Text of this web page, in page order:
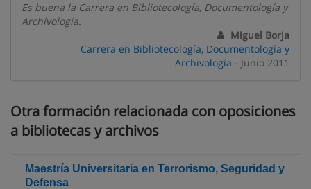
Es buena la Carrera en Bibliotecología, Documentología y
Archivología.
Miguel Borja
Carrera en Bibliotecología, Documentología y
Archivología - Junio 2011
Otra formación relacionada con oposiciones
a bibliotecas y archivos
Maestría Universitaria en Terrorismo, Seguridad y
Defensa